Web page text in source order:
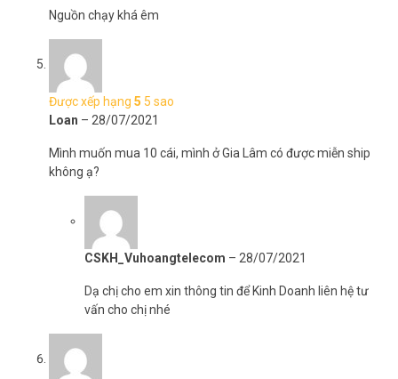
Nguồn chạy khá êm
Được xếp hạng 5 5 sao
Loan – 28/07/2021
Mình muốn mua 10 cái, mình ở Gia Lâm có được miễn ship
không ạ?
CSKH_Vuhoangtelecom – 28/07/2021
Dạ chị cho em xin thông tin để Kinh Doanh liên hệ tư
vấn cho chị nhé